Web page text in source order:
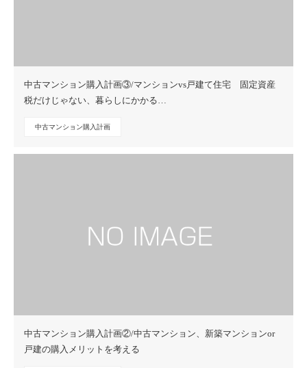
中古マンション購入計画③/マンションvs戸建て住宅 固定資産
税だけじゃない、暮らしにかかる…
中古マンション購入計画
中古マンション購入計画②/中古マンション、新築マンションor
戸建の購入メリットを考える